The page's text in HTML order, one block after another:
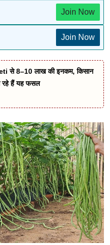
Join Now
Join Now
से 8–10 लाख की इनकम, किसान
रहे हैं यह फसल